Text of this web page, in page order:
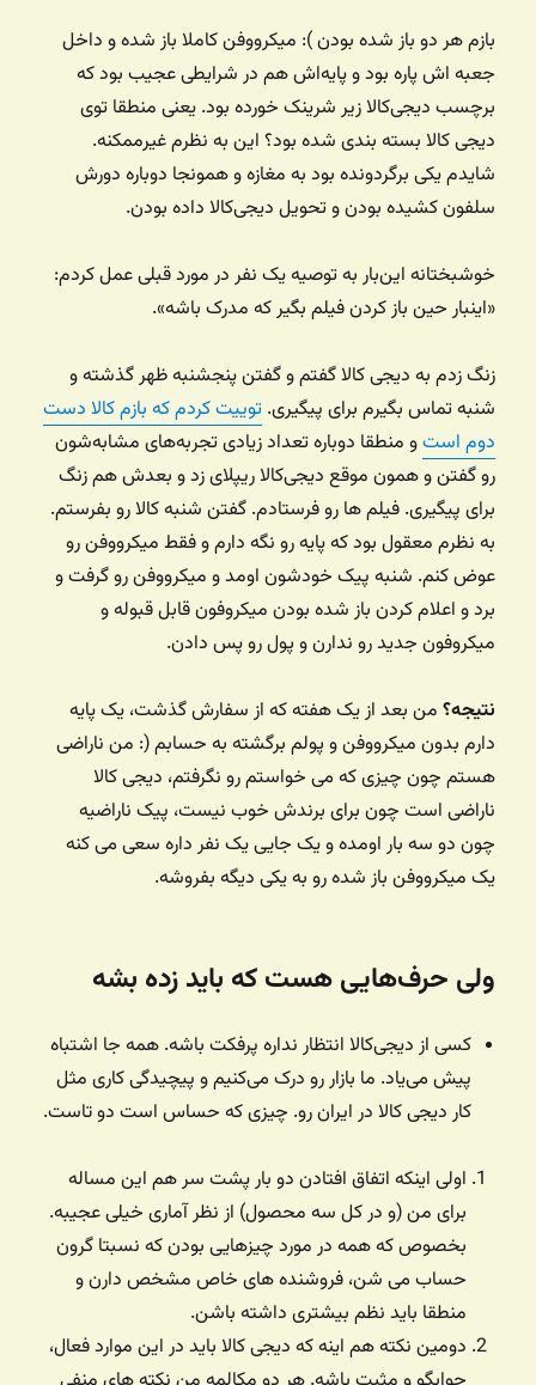
بازم هر دو باز شده بودن ): میکرووفن کاملا باز شده و داخل
جعبه اش پاره بود و پایه‌اش هم در شرایطی عجیب بود که
برچسب دیجی‌کالا زیر شرینک خورده بود. یعنی منطقا توی
دیجی کالا بسته بندی شده بود؟ این به نظرم غیرممکنه.
شایدم یکی برگردونده بود به مغازه و همونجا دوباره دورش
سلفون کشیده بودن و تحویل دیجی‌کالا داده بودن.
خوشبختانه این‌بار به توصیه یک نفر در مورد قبلی عمل کردم:
«اینبار حین باز کردن فیلم بگیر که مدرک باشه».
زنگ زدم به دیجی کالا گفتم و گفتن پنجشنبه ظهر گذشته و
شنبه تماس بگیرم برای پیگیری.توییت کردم که بازم کالا دست
دوم استو منطقا دوباره تعداد زیادی تجربه‌های مشابه‌شون
رو گفتن و همون موقع دیجی‌کالا ریپلای زد و بعدش هم زنگ
برای پیگیری. فیلم ها رو فرستادم. گفتن شنبه کالا رو بفرستم.
به نظرم معقول بود که پایه رو نگه دارم و فقط میکرووفن رو
عوض کنم. شنبه پیک خودشون اومد و میکرووفن رو گرفت و
برد و اعلام کردن باز شده بودن میکروفون قابل قبوله و
میکروفون جدید رو ندارن و پول رو پس دادن.
نتیجه؟ من بعد از یک هفته که از سفارش گذشت، یک پایه
دارم بدون میکرووفن و پولم برگشته به حسابم (: من ناراضی
هستم چون چیزی که می خواستم رو نگرفتم، دیجی کالا
ناراضی است چون برای برندش خوب نیست، پیک ناراضیه
چون دو سه بار اومده و یک جایی یک نفر داره سعی می کنه
یک میکرووفن باز شده رو به یکی دیگه بفروشه.
ولی حرف‌هایی هست که باید زده بشه
کسی از دیجی‌کالا انتظار نداره پرفکت باشه. همه جا اشتباه
پیش می‌یاد. ما بازار رو درک می‌کنیم و پیچیدگی کاری مثل
کار دیجی کالا در ایران رو. چیزی که حساس است دو تاست.
اولی اینکه اتفاق افتادن دو بار پشت سر هم این مساله
برای من (و در کل سه محصول) از نظر آماری خیلی عجیبه.
بخصوص که همه در مورد چیزهایی بودن که نسبتا گرون
حساب می شن، فروشنده های خاص مشخص دارن و
منطقا باید نظم بیشتری داشته باشن.
دومین نکته هم اینه که دیجی کالا باید در این موارد فعال،